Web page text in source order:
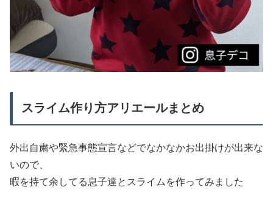
スライム作り方アリエールまとめ
外出自粛や緊急事態宣言などでなかなかお出掛けが出来な
いので、
暇を持て余してる息子達とスライムを作ってみました